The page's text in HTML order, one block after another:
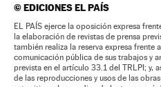
©EDICIONES EL PAÍS
EL PAÍS ejerce la oposición expresa
la elaboración de revistas de prensa
también realiza la reserva expresa
comunicación pública de sus trabajos y
prevista en el artículo 33.1 del TRLPI; y,
de las reproducciones y usos de las